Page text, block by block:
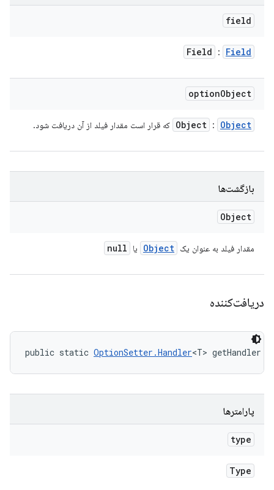
field
Field : Field
optionObject
Object : Object که قرار است مقدار فیلد از آن دریافت شود.
بازگشت‌ها
Object
مقدار فیلد به عنوان یک Object یا null
دریافت‌کننده
public static OptionSetter.Handler<T> getHandler
پارامترها
type
Type